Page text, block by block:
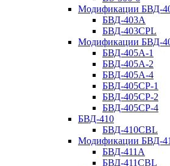
Модификации БВД-
БВД-403A
БВД-403CPL
Модификации БВД-
БВД-405А-1
БВД-405А-2
БВД-405А-4
БВД-405CP-1
БВД-405CP-2
БВД-405CP-4
БВД-410
БВД-410CBL
Модификации БВД-
БВД-411A
БВД-411CBL